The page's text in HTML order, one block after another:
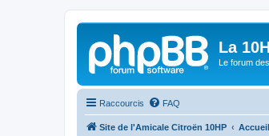
La
Le forum
Raccourcis FAQ
Site de l'Amicale Citroën 10HP